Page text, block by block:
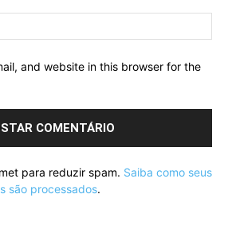
and website in this browser for the
para reduzir spam. Saiba como seus
são processados.